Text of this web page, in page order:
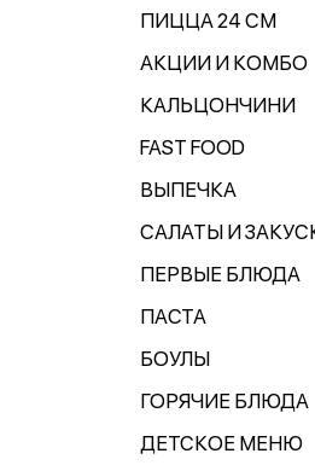
ПИЦЦА 24 СМ
АКЦИИ И КОМБО
КАЛЬЦОНЧИНИ
FAST FOOD
ВЫПЕЧКА
САЛАТЫ И
ПЕРВЫЕ БЛЮДА
ПАСТА
БОУЛЫ
ГОРЯЧИЕ БЛЮДА
ДЕТСКОЕ МЕНЮ